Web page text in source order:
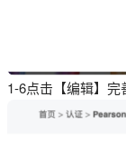
1-6点击【编辑】完